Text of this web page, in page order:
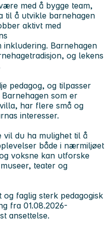
med å bygge team,
til å utvikle barnehagen
aktivt med
inkludering. Barnehagen
og lekens
pedagog, og tilpasser
som er
har flere små og
interesser.
du ha mulighet til å
både i nærmiljøet
voksne kan utforske
teater og
faglig sterk pedagogisk
fra 01.08.2026-
ansettelse.